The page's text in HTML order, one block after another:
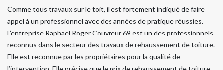
Comme tous travaux sur le toit, il est fortement indiqué de faire
appel à un professionnel avec des années de pratique réussies.
L’entreprise Raphael Roger Couvreur 69 est un des professionnels
reconnus dans le secteur des travaux de rehaussement de toiture.
Elle est reconnue par les propriétaires pour la qualité de
l’intervention. Elle précise que le prix de rehaussement de toiture